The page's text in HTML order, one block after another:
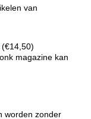
van
(€14,50)
magazine kan
worden zonder